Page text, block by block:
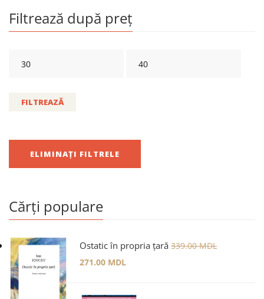
Filtrează după preț
FILTREAZĂ
ELIMINAȚI FILTRELE
Cărți populare
Ostatic în propria țară 339.00MDL
271.00 MDL